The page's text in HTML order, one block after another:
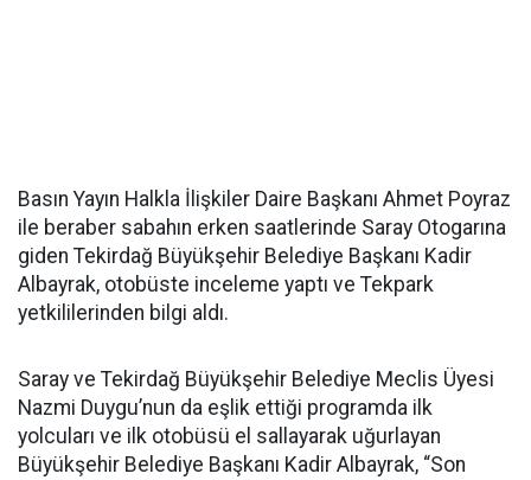
Basın Yayın Halkla İlişkiler Daire Başkanı Ahmet Poyraz
ile beraber sabahın erken saatlerinde Saray Otogarına
giden Tekirdağ Büyükşehir Belediye Başkanı Kadir
Albayrak, otobüste inceleme yaptı ve Tekpark
yetkililerinden bilgi aldı.
Saray ve Tekirdağ Büyükşehir Belediye Meclis Üyesi
Nazmi Duygu’nun da eşlik ettiği programda ilk
yolcuları ve ilk otobüsü el sallayarak uğurlayan
Büyükşehir Belediye Başkanı Kadir Albayrak, “Son